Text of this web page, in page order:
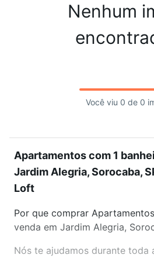
Nenhum
Você viu 0 de 0
Apartamentos com 1
Jardim Alegria, Sorocaba,
Loft
Por que comprar
venda em Jardim Alegria,
Nós te ajudamos durante toda